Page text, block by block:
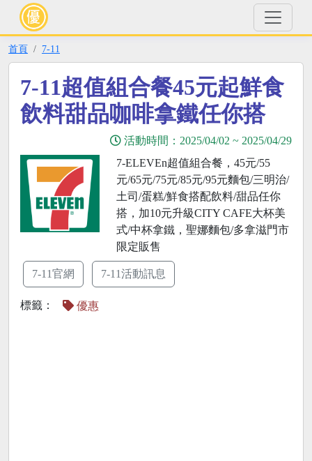
首頁 7-11
7-11超值組合餐45元起鮮食
飲料甜品咖啡拿鐵任你搭
活動時間： 2025/04/02 ~ 2025/04/29
7-ELEVEn超值組合餐，45元/55
元/65元/75元/85元/95元麵包/三明治/
土司/蛋糕/鮮食搭配飲料/甜品任你
搭，加10元升級CITY CAFE大杯美
式/中杯拿鐵，聖娜麵包/多拿滋門市
限定販售
7-11官網 7-11活動訊息
標籤： 優惠